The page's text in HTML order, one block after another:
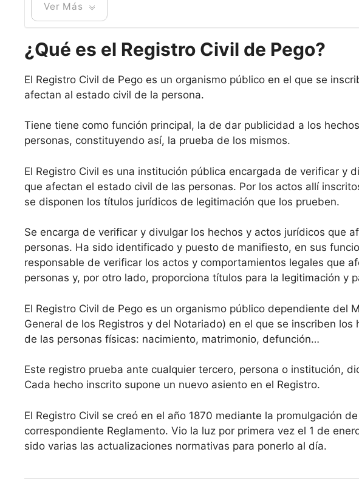
Ver Más
¿Qué es el Registro Civil de Pego?
El Registro Civil de Pego es un organismo público en el que se
afectan al estado civil de la persona.
Tiene tiene como función principal, la de dar publicidad a los
personas, constituyendo así, la prueba de los mismos.
El Registro Civil es una institución pública encargada de verificar y
que afectan el estado civil de las personas. Por los actos allí
se disponen los títulos jurídicos de legitimación que los prueben.
Se encarga de verificar y divulgar los hechos y actos jurídicos que
personas. Ha sido identificado y puesto de manifiesto, en sus
responsable de verificar los actos y comportamientos legales que
personas y, por otro lado, proporciona títulos para la legitimación y
El Registro Civil de Pego es un organismo público dependiente del
General de los Registros y del Notariado) en el que se inscriben
de las personas físicas: nacimiento, matrimonio, defunción…
Este registro prueba ante cualquier tercero, persona o institución,
Cada hecho inscrito supone un nuevo asiento en el Registro.
El Registro Civil se creó en el año 1870 mediante la promulgación
correspondiente Reglamento. Vio la luz por primera vez el 1 de
sido varias las actualizaciones normativas para ponerlo al día.